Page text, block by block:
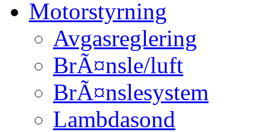
Motorstyrning
Avgasreglering
BrÃ¤nsle/luft
BrÃ¤nslesystem
Lambdasond